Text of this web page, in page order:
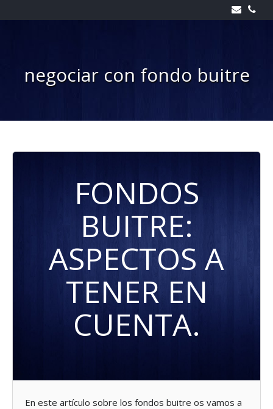
to
negociar con fondo buitre
FONDOS
BUITRE:
ASPECTOS A
TENER EN
CUENTA.
En este artículo sobre los fondos buitre os vamos a